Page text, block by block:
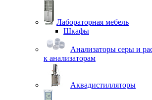
Лабораторная мебель
Шкафы
Анализаторы серы и
к анализаторам
Аквадистилляторы